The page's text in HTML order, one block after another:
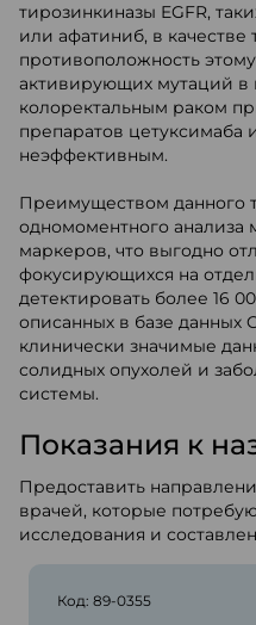
тирозинкиназы EGFR,
или афатиниб, в
противоположность
активирующих мутаций в
колоректальным раком
препаратов цетуксимаба
неэффективным.
Преимуществом данного
одномоментного анализа
маркеров, что выгодно
фокусирующихся на
детектировать более 16
описанных в базе данных
клинически значимые
солидных опухолей и
системы.
Показания к
Предоставить
врачей, которые
исследования и
Код: 89-0355